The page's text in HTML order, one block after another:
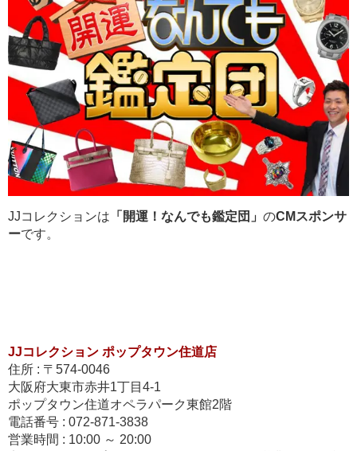
JJコレクションは 「開運！なんでも鑑定団」 のCMスポンサ
ーです。
JJコレクション ポップタウン住道店
住所 : 〒574-0046
大阪府大東市赤井1丁目4-1
ポップタウン住道オペラパーク東館2階
電話番号 : 072-871-3838
営業時間 : 10:00 ～ 20:00